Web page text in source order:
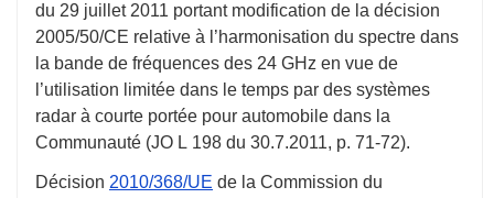
du 29 juillet 2011 portant modification de la décision
2005/50/CE relative à l’harmonisation du spectre dans
la bande de fréquences des 24 GHz en vue de
l’utilisation limitée dans le temps par des systèmes
radar à courte portée pour automobile dans la
Communauté (JO L 198 du 30.7.2011, p. 71-72).
Décision 2010/368/UE de la Commission du